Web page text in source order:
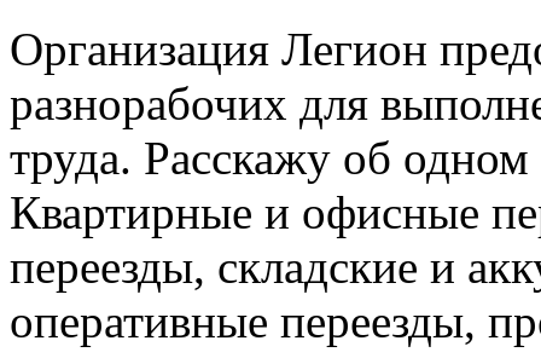
Организация Легион
разнорабочих для
труда. Расскажу об
Квартирные и офисные
переезды, складские и
оперативные переезды,